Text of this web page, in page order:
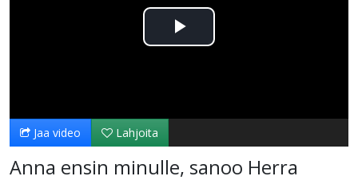
Toista
Jaa video Lahjoita
Anna ensin minulle, sanoo Herra